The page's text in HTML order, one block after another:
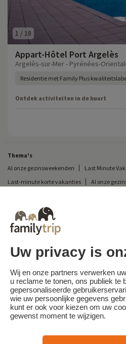
1 / 18
Appart-Hôtel Port Argelès
Argelès-sur-Mer - Pyrénées-
Residentie met Family Plus
Ontdek activiteiten in de buurt
Thema's
Al onze gezinsweekenden
Last Minute
Last-minute korte vakanties
Al onze
Bestemmingen
Skivakantie in Frankrijk
Familytrip
Wie zijn wij?
Algemene voorwaarden en
Wat de pers over ons te zeggen heeft
Beveiligde betaling
Uw privacy is
Wij en onze partners verwerken
u reclame te tonen, ons publiek te
gepersonaliseerde
wie uw persoonlijke gegevens
kunt er ook voor kiezen om uw
gewenst moment te wijzigen.